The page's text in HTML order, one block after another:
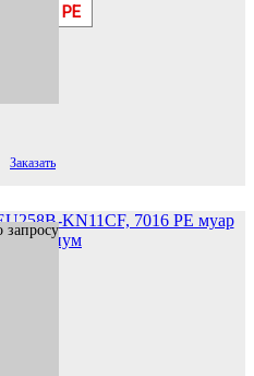
7016 PE
Заказать
KN11CF, 7016 PE муар
Премиум
запросу